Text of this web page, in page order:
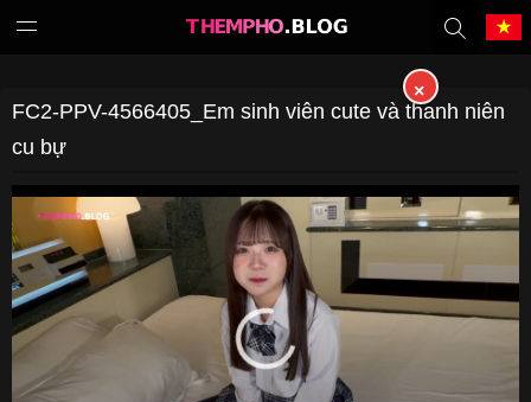
Tiếng Việt 中文（繁體）
日本語
Melayu ภาษาไทย
Deutsch
×
FC2-PPV-4566405_Em sinh viên cute và thanh niên
cu bự